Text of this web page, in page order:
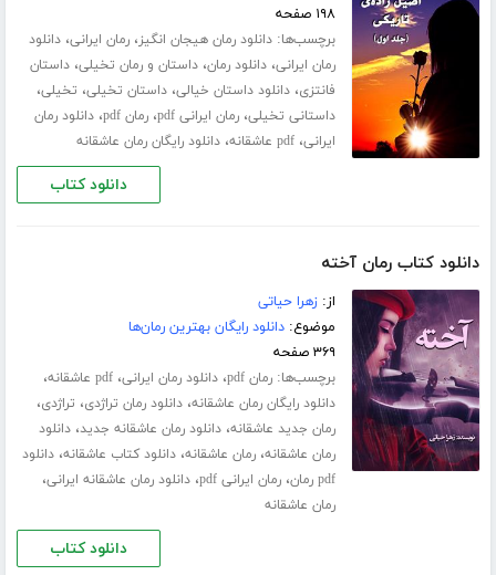
۱۹۸ صفحه
برچسب‌ها:دانلود رمان هیجان انگیز،رمان ایرانی،دانلود
رمان ایرانی،دانلود رمان،داستان و رمان تخیلی،داستان
فانتزی،دانلود داستان خیالی،داستان تخیلی، تخیلی،
داستانی تخیلی،رمان ایرانی pdf ،رمان pdf ،دانلود رمان
ایرانی،pdf عاشقانه ،دانلود رایگان رمان عاشقانه
دانلود کتاب
دانلود کتاب رمان آخته
از:زهرا حیاتی
موضوع:دانلود رایگان بهترین رمان‌ها
۳۶۹ صفحه
برچسب‌ها:رمان pdf ،دانلود رمان ایرانی،pdf عاشقانه ،
دانلود رایگان رمان عاشقانه،دانلود رمان تراژدی، تراژدی،
رمان جدید عاشقانه،دانلود رمان عاشقانه جدید،دانلود
رمان عاشقانه،رمان عاشقانه،دانلود کتاب عاشقانه،دانلود
pdf رمان
،رمان ایرانی pdf ،دانلود رمان عاشقانه ایرانی،
رمان عاشقانه
دانلود کتاب